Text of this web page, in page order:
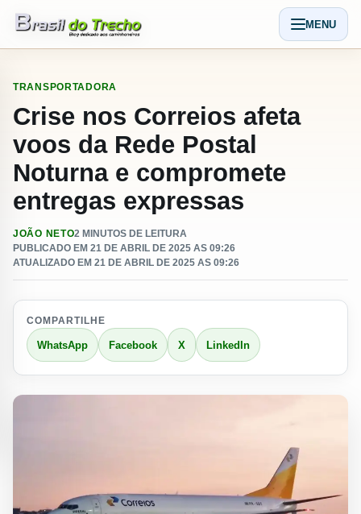
Abrir
MENU
TRANSPORTADORA
Crise nos Correios afeta
voos da Rede Postal
Noturna e compromete
entregas expressas
JOÃO NETO2 MINUTOS DE LEITURA
PUBLICADO EM 21 DE ABRIL DE 2025 AS 09:26
ATUALIZADO EM 21 DE ABRIL DE 2025 AS 09:26
COMPARTILHE
WhatsApp Facebook X LinkedIn